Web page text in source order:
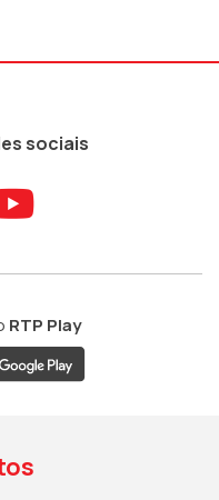
sociais
ao ao
Aceder
RTP Play